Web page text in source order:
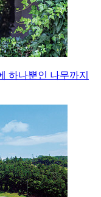
하나뿐인 나무까지